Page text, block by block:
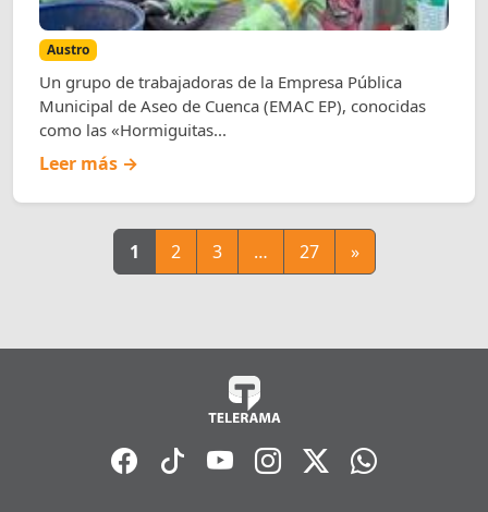
Austro
Un grupo de trabajadoras de la Empresa Pública
Municipal de Aseo de Cuenca (EMAC EP), conocidas
como las «Hormiguitas...
Leer más →
1 2 3 … 27 »